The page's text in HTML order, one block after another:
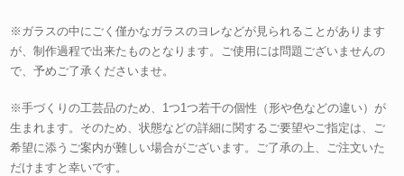
※ガラスの中にごく僅かなガラスのヨレなどが見られることがあります
が、制作過程で出来たものとなります。ご使用には問題ございませんの
で、予めご了承くださいませ。
※手づくりの工芸品のため、1つ1つ若干の個性（形や色などの違い）が
生まれます。そのため、状態などの詳細に関するご要望やご指定は、ご
希望に添うご案内が難しい場合がございます。ご了承の上、ご注文いた
だけますと幸いです。